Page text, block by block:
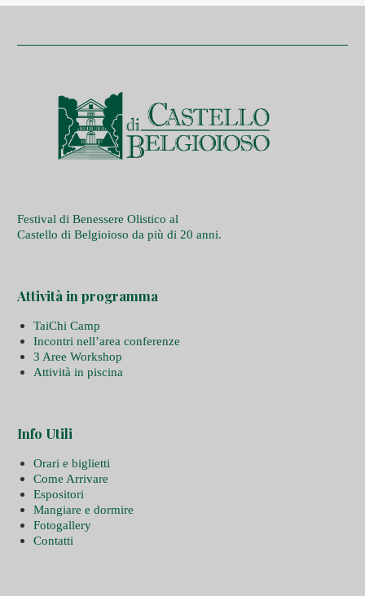
Festival di Benessere Olistico al
Castello di Belgioioso da più di 20 anni.
Attività in programma
TaiChi Camp
Incontri nell’area conferenze
3 Aree Workshop
Attività in piscina
Info Utili
Orari e biglietti
Come Arrivare
Espositori
Mangiare e dormire
Fotogallery
Contatti